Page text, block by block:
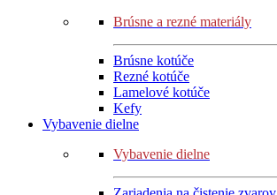
Brúsne a rezné materiály
Brúsne kotúče
Rezné kotúče
Lamelové kotúče
Kefy
Vybavenie dielne
Vybavenie dielne